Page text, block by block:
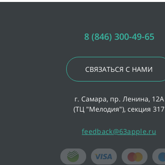
8 (846) 300-49-65
СВЯЗАТЬСЯ С НАМИ
г. Самара, пр. Ленина, 12А
(ТЦ "Мелодия"), секция 317
feedback@63apple.ru